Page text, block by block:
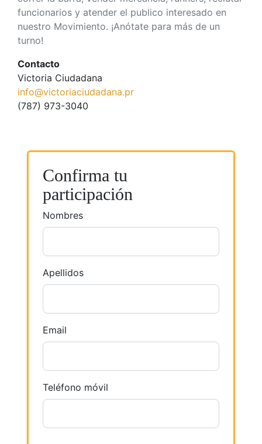
funcionarios y atender el publico interesado en
nuestro Movimiento. ¡Anótate para más de un
turno!
Contacto
Victoria Ciudadana
info@victoriaciudadana.pr
(787) 973-3040
Confirma tu
participación
Nombres
Apellidos
Email
Teléfono móvil